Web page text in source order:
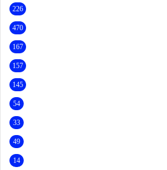
226
470
167
157
145
54
33
49
14